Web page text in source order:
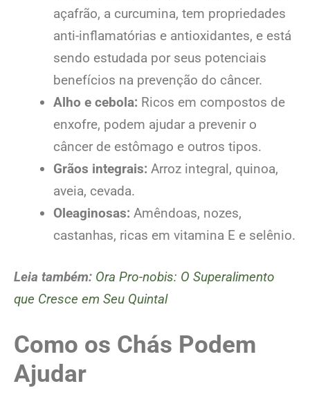
açafrão, a curcumina, tem propriedades
anti-inflamatórias e antioxidantes, e está
sendo estudada por seus potenciais
benefícios na prevenção do câncer.
Alho e cebola: Ricos em compostos de
enxofre, podem ajudar a prevenir o
câncer de estômago e outros tipos.
Grãos integrais: Arroz integral, quinoa,
aveia, cevada.
Oleaginosas: Amêndoas, nozes,
castanhas, ricas em vitamina E e selênio.
Leia também: Ora Pro-nobis: O Superalimento
que Cresce em Seu Quintal
Como os Chás Podem
Ajudar